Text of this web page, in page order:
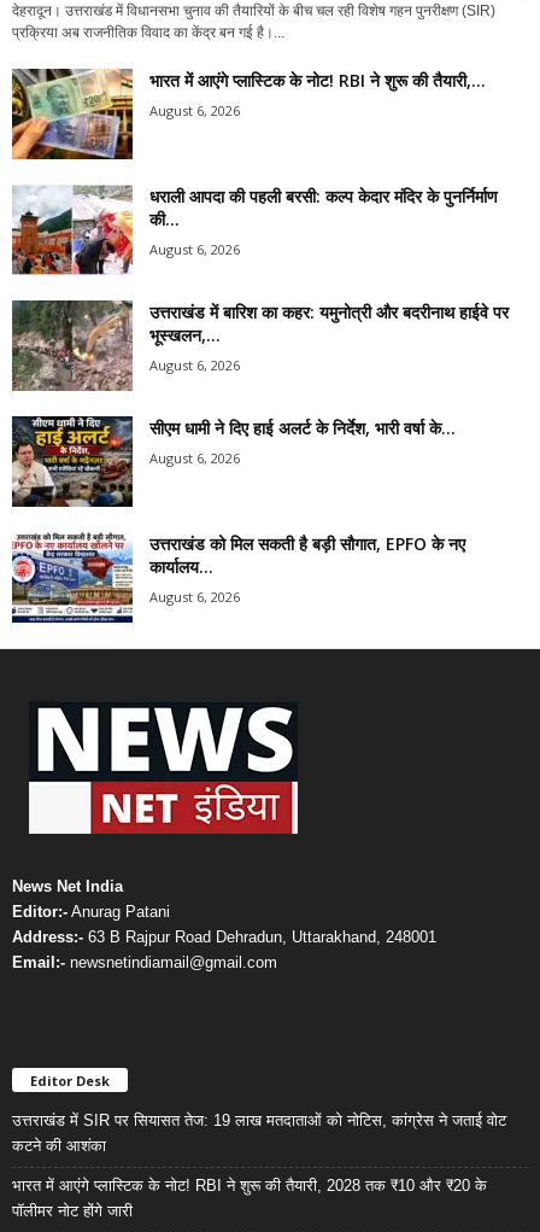
देहरादून। उत्तराखंड में विधानसभा चुनाव की तैयारियों के बीच चल रही विशेष गहन पुनरीक्षण (SIR)
प्रक्रिया अब राजनीतिक विवाद का केंद्र बन गई है।...
भारत में आएंगे प्लास्टिक के नोट! RBI ने शुरू की तैयारी,...
August 6, 2026
धराली आपदा की पहली बरसी: कल्प केदार मंदिर के पुनर्निर्माण
की...
August 6, 2026
उत्तराखंड में बारिश का कहर: यमुनोत्री और बदरीनाथ हाईवे पर
भूस्खलन,...
August 6, 2026
सीएम धामी ने दिए हाई अलर्ट के निर्देश, भारी वर्षा के...
August 6, 2026
उत्तराखंड को मिल सकती है बड़ी सौगात, EPFO के नए
कार्यालय...
August 6, 2026
News Net India
Editor:- Anurag Patani
Address:- 63 B Rajpur Road Dehradun, Uttarakhand, 248001
Email:- newsnetindiamail@gmail.com
Editor Desk
उत्तराखंड में SIR पर सियासत तेज: 19 लाख मतदाताओं को नोटिस, कांग्रेस ने जताई वोट
कटने की आशंका
भारत में आएंगे प्लास्टिक के नोट! RBI ने शुरू की तैयारी, 2028 तक ₹10 और ₹20 के
पॉलीमर नोट होंगे जारी